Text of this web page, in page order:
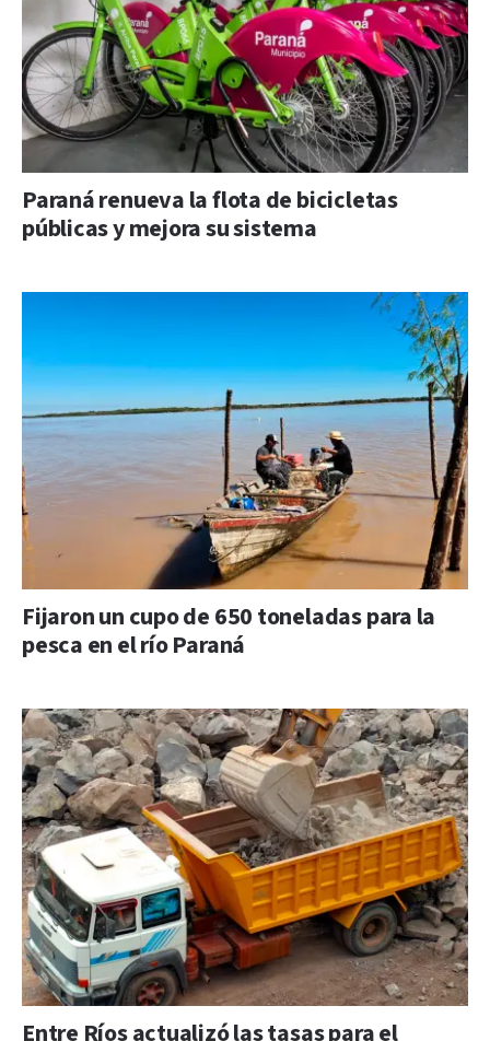
Paraná renueva la flota de bicicletas
públicas y mejora su sistema
Fijaron un cupo de 650 toneladas para la
pesca en el río Paraná
Entre Ríos actualizó las tasas para el